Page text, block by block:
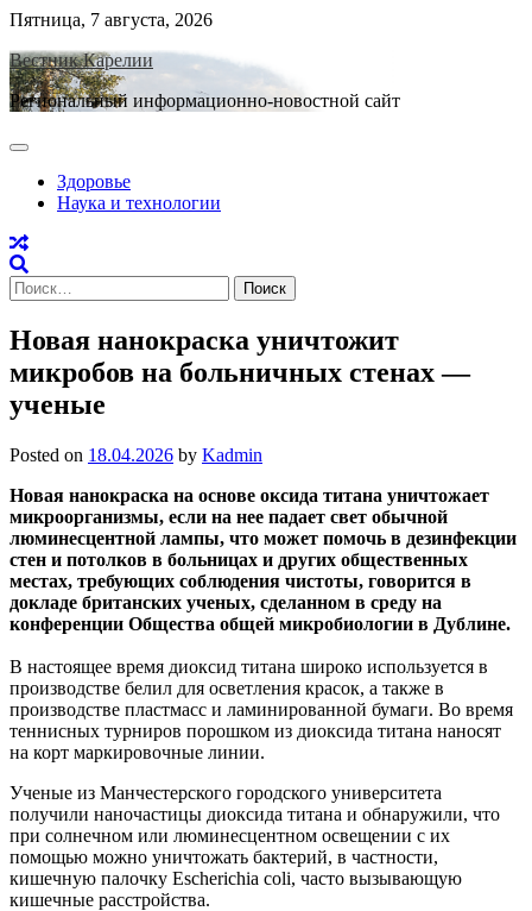
Skip
content
Пятница, 7 августа, 2026
Вестник Карелии
Региональный информационно-новостной сайт
Здоровье
Наука и технологии
Найти:
Новая нанокраска уничтожит
микробов на больничных стенах —
ученые
Posted on 18.04.2026 by Kadmin
Новая нанокраска на основе оксида титана уничтожает
микроорганизмы, если на нее падает свет обычной
люминесцентной лампы, что может помочь в дезинфекции
стен и потолков в больницах и других общественных
местах, требующих соблюдения чистоты, говорится в
докладе британских ученых, сделанном в среду на
конференции Общества общей микробиологии в Дублине.
В настоящее время диоксид титана широко используется в
производстве белил для осветления красок, а также в
производстве пластмасс и ламинированной бумаги. Во время
теннисных турниров порошком из диоксида титана наносят
на корт маркировочные линии.
Ученые из Манчестерского городского университета
получили наночастицы диоксида титана и обнаружили, что
при солнечном или люминесцентном освещении с их
помощью можно уничтожать бактерий, в частности,
кишечную палочку Escherichia coli, часто вызывающую
кишечные расстройства.